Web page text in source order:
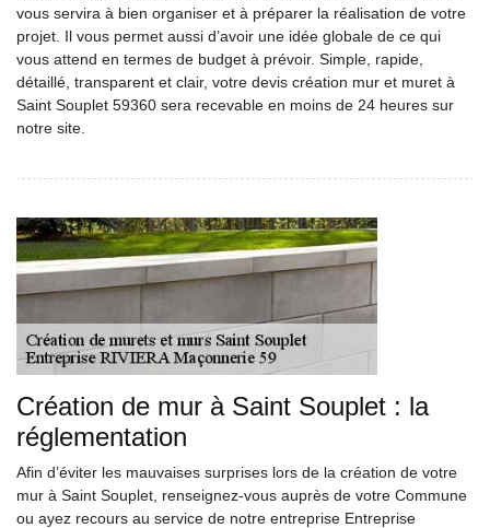
vous servira à bien organiser et à préparer la réalisation de votre
projet. Il vous permet aussi d’avoir une idée globale de ce qui
vous attend en termes de budget à prévoir. Simple, rapide,
détaillé, transparent et clair, votre devis création mur et muret à
Saint Souplet 59360 sera recevable en moins de 24 heures sur
notre site.
Création de mur à Saint Souplet : la
réglementation
Afin d’éviter les mauvaises surprises lors de la création de votre
mur à Saint Souplet, renseignez-vous auprès de votre Commune
ou ayez recours au service de notre entreprise Entreprise